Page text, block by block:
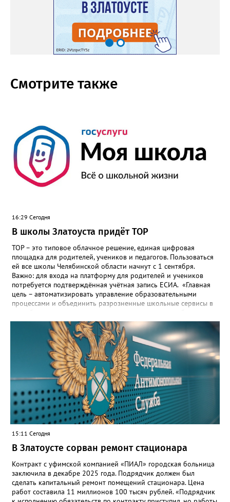
Смотрите также
16:29 Сегодня
В школы Златоуста придёт ТОР
ТОР – это типовое облачное решение, единая цифровая
площадка для родителей, учеников и педагогов. Пользоваться
ей все школы Челябинской области начнут с 1 сентября.
Важно: для входа на платформу для родителей и учеников
потребуется подтверждённая учётная запись ЕСИА. «Главная
цель – автоматизировать управление образовательными
процессами и объединить разрозненные школьные сервисы в
региональном министерстве образования. - Платформа ТОР
“Моя школа” объединит все школьные сервисы в единую
безопасную государственную экосистему. Предполагается, что
переход пройдёт максимально комфортно для пользователей».
Привычные функции - оценки, расписание, домашние задания,
связь с учителями, знакомые пользователям экосистемы
«Госуслуги Моя школа», не просто сохранятся, они будут
собраны в одном месте, подчеркнули в ведомстве. Причём в
этом случае переход на ТОР станет вообще незаметным.
15:11 Сегодня
В Златоусте сорван ремонт стационара
Контракт с уфимской компанией «ПИАЛ» городская больница
заключила в декабре 2025 года. Подрядчик должен был
сделать капитальный ремонт помещений стационара. Цена
работ составила 11 миллионов 100 тысяч рублей. «Подрядчик